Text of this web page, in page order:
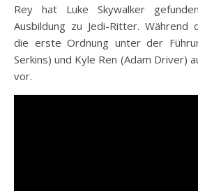
Rey hat Luke Skywalker
Ausbildung zu Jedi-Ritter. Während
die erste Ordnung unter der
Serkins) und Kyle Ren (Adam Driver)
vor.